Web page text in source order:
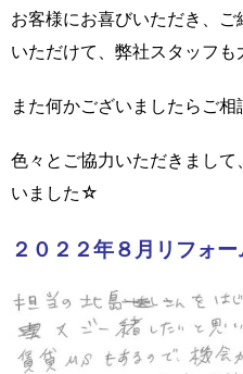
お客様にお喜びいただき、
いただけて、弊社スタッフ
また何かございましたらご相
色々とご協力いただきまし
いました☆
２０２２年８月リフォ